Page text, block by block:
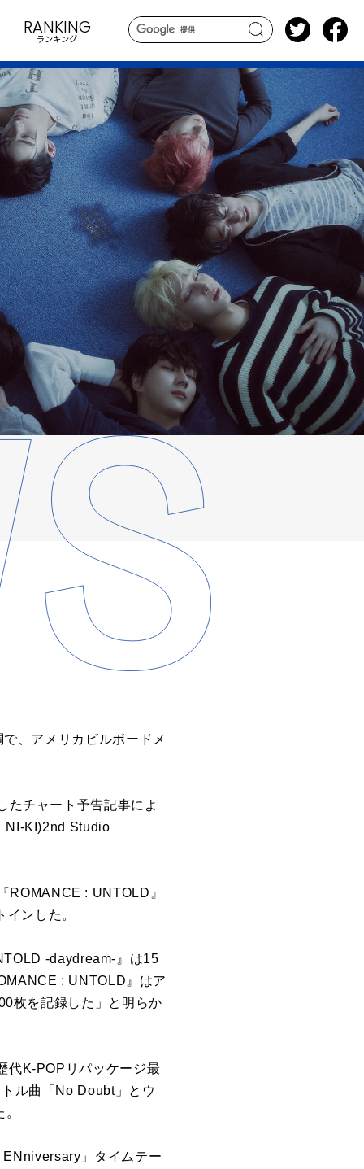
search
RANKING
ランキング
、アメリカビルボードメ
たチャート予告記事によ
NI-KI)2nd Studio
ROMANCE : UNTOLD』
ンした。
-daydream-』は15
: UNTOLD』はア
枚を記録した」と明らか
代K-POPリパッケージ最
ル曲「No Doubt」とウ
」タイムテー